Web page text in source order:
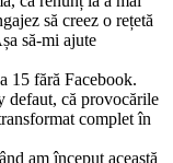
să creez o rețetă
să-mi ajute
15 fără Facebook.
defaut, că provocările
complet în
am început această